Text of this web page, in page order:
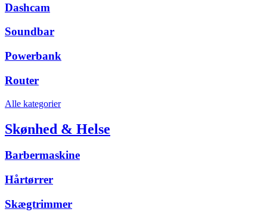
Dashcam
Soundbar
Powerbank
Router
Alle kategorier
Skønhed & Helse
Barbermaskine
Hårtørrer
Skægtrimmer